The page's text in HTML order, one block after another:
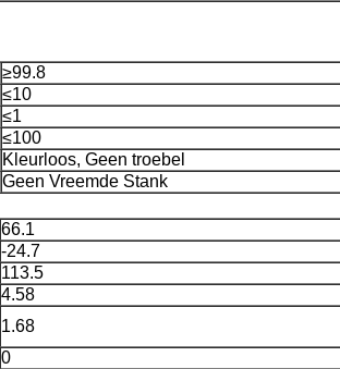
≥99.8
≤10
≤1
≤100
Kleurloos, Geen troebel
Geen Vreemde Stank
66.1
-24.7
113.5
4.58
1.68
0